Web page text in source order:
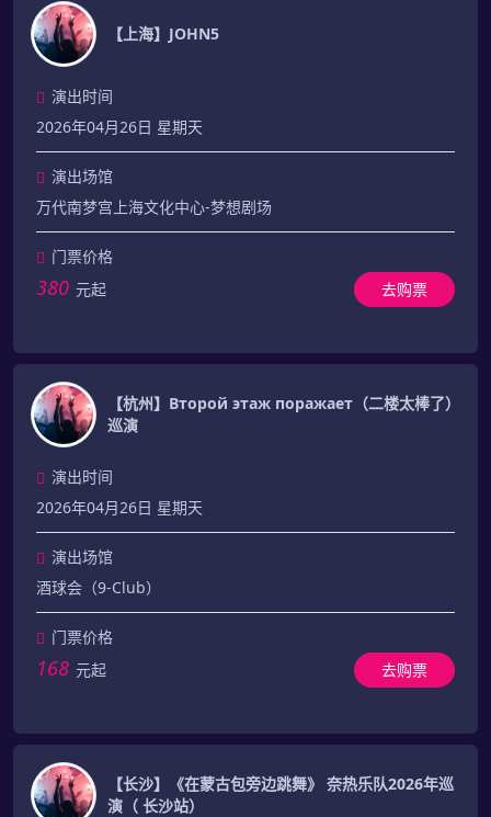
【上海】JOHN5
演出时间
2026年04月26日 星期天
演出场馆
万代南梦宫上海文化中心-梦想剧场
门票价格
380 元起 去购票
【杭州】Второй этаж поражает（二楼太棒了）
巡演
演出时间
2026年04月26日 星期天
演出场馆
酒球会（9-Club）
门票价格
168 元起 去购票
【长沙】《在蒙古包旁边跳舞》 奈热乐队2026年巡
演（ 长沙站）